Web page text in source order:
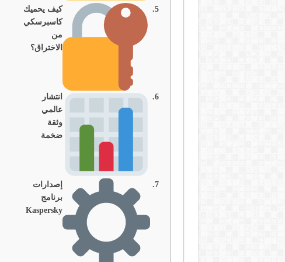
كيف يحميك
كاسبرسكي
من
الاختراق؟
انتشار
عالمي
وثقة
ضخمة
إصدارات
برنامج
Kaspersky